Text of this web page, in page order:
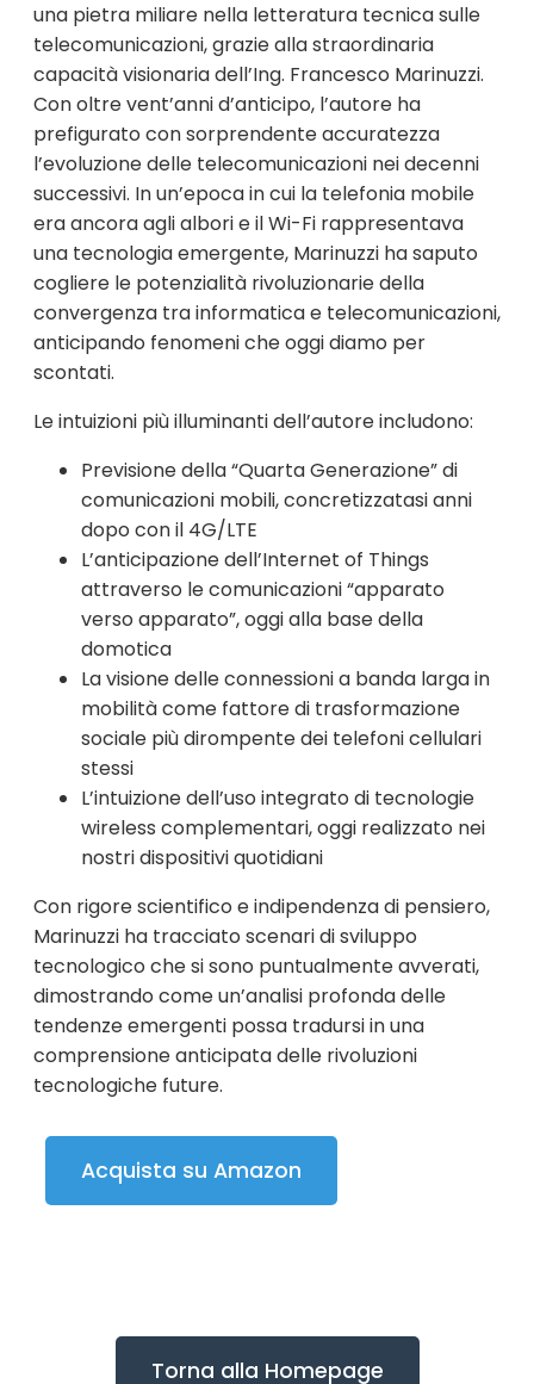
una pietra miliare nella letteratura tecnica sulle
telecomunicazioni, grazie alla straordinaria
capacità visionaria dell’Ing. Francesco Marinuzzi.
Con oltre vent’anni d’anticipo, l’autore ha
prefigurato con sorprendente accuratezza
l’evoluzione delle telecomunicazioni nei decenni
successivi. In un’epoca in cui la telefonia mobile
era ancora agli albori e il Wi-Fi rappresentava
una tecnologia emergente, Marinuzzi ha saputo
cogliere le potenzialità rivoluzionarie della
convergenza tra informatica e telecomunicazioni,
anticipando fenomeni che oggi diamo per
scontati.
Le intuizioni più illuminanti dell’autore includono:
Previsione della “Quarta Generazione” di
comunicazioni mobili, concretizzatasi anni
dopo con il 4G/LTE
L’anticipazione dell’Internet of Things
attraverso le comunicazioni “apparato
verso apparato”, oggi alla base della
domotica
La visione delle connessioni a banda larga in
mobilità come fattore di trasformazione
sociale più dirompente dei telefoni cellulari
stessi
L’intuizione dell’uso integrato di tecnologie
wireless complementari, oggi realizzato nei
nostri dispositivi quotidiani
Con rigore scientifico e indipendenza di pensiero,
Marinuzzi ha tracciato scenari di sviluppo
tecnologico che si sono puntualmente avverati,
dimostrando come un’analisi profonda delle
tendenze emergenti possa tradursi in una
comprensione anticipata delle rivoluzioni
tecnologiche future.
Acquista su Amazon
Torna alla Homepage